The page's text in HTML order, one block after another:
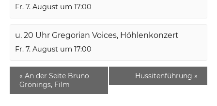
Fr. 7. August um 17:00
u. 20 Uhr Gregorian Voices, Höhlenkonzert
Fr. 7. August um 17:00
« An der Seite Bruno
Grönings, Film
Hussitenführung »